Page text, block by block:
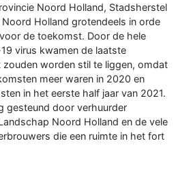
Noord Holland, Stadsherstel
Holland grotendeels in orde
de toekomst. Door de hele
virus kwamen de laatste
worden stil te liggen, omdat
meer waren in 2020 en
in het eerste half jaar van 2021.
gesteund door verhuurder
Noord Holland en de vele
die een ruimte in het fort